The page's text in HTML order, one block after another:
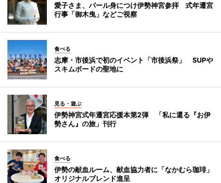
愛子さま、パール身につけ伊勢神宮参拝 式年遷宮
行事「御木曳」などご視察
食べる
志摩・市後浜で初のイベント「市後浜祭」 SUPや
スキムボードの聖地に
見る・遊ぶ
伊勢神宮式年遷宮応援本第2弾 「私に還る『お伊
勢さん』の旅」刊行
食べる
伊勢の献血ルーム、献血協力者に「なかむら珈琲」
オリジナルブレンド進呈